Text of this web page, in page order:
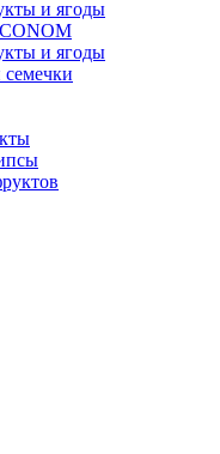
и ягоды
и ягоды